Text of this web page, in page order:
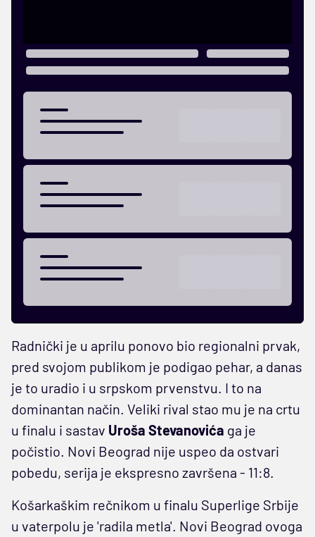
Radnički je u aprilu ponovo bio regionalni prvak,
pred svojom publikom je podigao pehar, a danas
je to uradio i u srpskom prvenstvu. I to na
dominantan način. Veliki rival stao mu je na crtu
u finalu i sastav Uroša Stevanovića ga je
počistio. Novi Beograd nije uspeo da ostvari
pobedu, serija je ekspresno završena - 11:8.
Košarkaškim rečnikom u finalu Superlige Srbije
u vaterpolu je 'radila metla'. Novi Beograd ovoga